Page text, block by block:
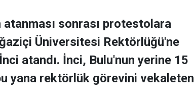
atanması sonrası protestolara
Üniversitesi Rektörlüğü'ne
atandı. İnci, Bulu'nun yerine 15
yana rektörlük görevini vekaleten